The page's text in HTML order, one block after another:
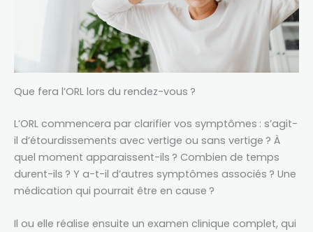
Que fera l’ORL lors du rendez-vous ?
L’ORL commencera par clarifier vos symptômes : s’agit-
il d’étourdissements avec vertige ou sans vertige ? À
quel moment apparaissent-ils ? Combien de temps
durent-ils ? Y a-t-il d’autres symptômes associés ? Une
médication qui pourrait être en cause ?
Il ou elle réalise ensuite un examen clinique complet, qui